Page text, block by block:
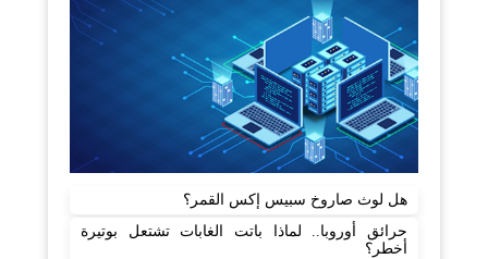
هل لوث صاروخ سبيس إكس القمر؟
حرائق أوروبا.. لماذا باتت الغابات تشتعل بوتيرة
أخطر؟